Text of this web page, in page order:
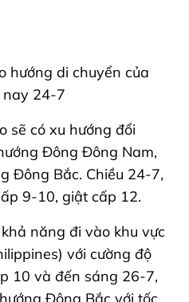
hướng di chuyển của
nay 24-7
sẽ có xu hướng đổi
Đông Đông Nam,
Đông Bắc. Chiều 24-7,
9-10, giật cấp 12.
năng đi vào khu vực
với cường độ
10 và đến sáng 26-7,